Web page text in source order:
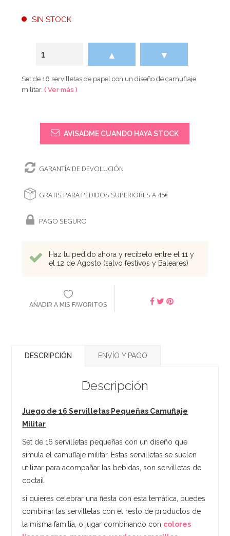
SIN STOCK
▲ ▼
Set de 16 servilletas de papel con un diseño de camuflaje
militar.( Ver más )
AVISADME CUANDO HAYA STOCK
GARANTÍA DE DEVOLUCIÓN
GRATIS PARA PEDIDOS SUPERIORES A 45€
PAGO SEGURO
Haz tu pedido ahora y recíbelo entre el 11 y
el 12 de Agosto (salvo festivos y Baleares)
AÑADIR A MIS FAVORITOS
DESCRIPCIÓN ENVÍO Y PAGO
Descripción
Juego de 16 Servilletas Pequeñas Camuflaje
Militar
Set de 16 servilletas pequeñas con un diseño que
simula el camuflaje militar, Estas servilletas se suelen
utilizar para acompañar las bebidas, son servilletas de
coctail.
si quieres celebrar una fiesta con esta temática, puedes
combinar las servilletas con el resto de productos de
la misma familia, o jugar combinando con colores